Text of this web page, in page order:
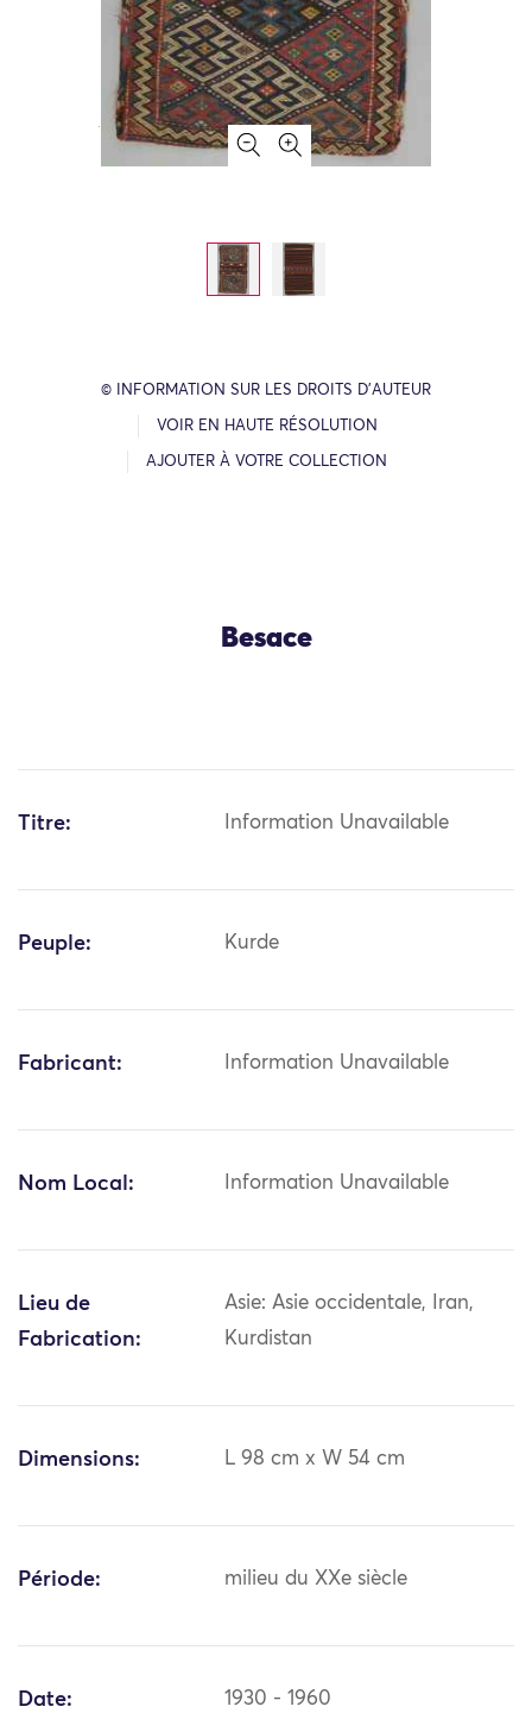
© INFORMATION SUR LES DROITS D’AUTEUR
VOIR EN HAUTE RÉSOLUTION
AJOUTER À VOTRE COLLECTION
Besace
Titre: Information Unavailable
Peuple: Kurde
Fabricant: Information Unavailable
Nom Local: Information Unavailable
Lieu de
Fabrication:
Asie: Asie occidentale, Iran,
Kurdistan
Dimensions: L 98 cm x W 54 cm
Période: milieu du XXe siècle
Date: 1930 - 1960